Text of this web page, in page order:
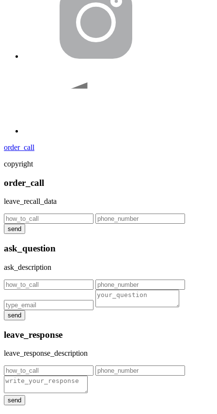
order_call
copyright
order_call
leave_recall_data
send
ask_question
ask_description
send
leave_response
leave_response_description
send